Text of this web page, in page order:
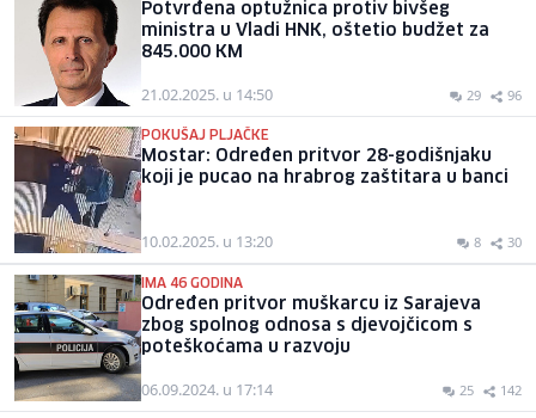
Potvrđena optužnica protiv bivšeg
ministra u Vladi HNK, oštetio budžet za
845.000 KM
21.02.2025. u 14:50 29 96
POKUŠAJ PLJAČKE
Mostar: Određen pritvor 28-godišnjaku
koji je pucao na hrabrog zaštitara u banci
10.02.2025. u 13:20 8 30
IMA 46 GODINA
Određen pritvor muškarcu iz Sarajeva
zbog spolnog odnosa s djevojčicom s
poteškoćama u razvoju
06.09.2024. u 17:14 25 142